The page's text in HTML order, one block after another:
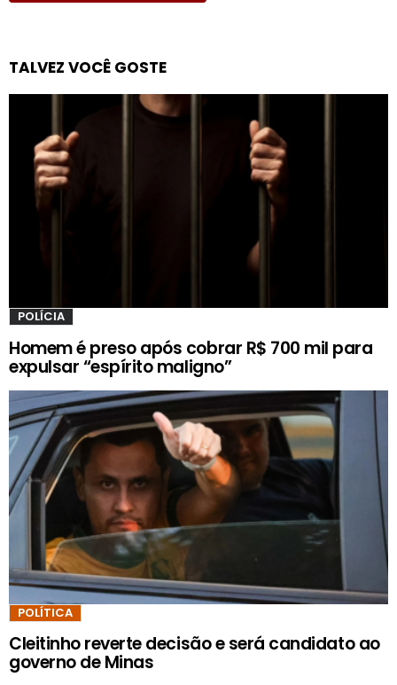
TALVEZ VOCÊ GOSTE
POLÍCIA
Homem é preso após cobrar R$ 700 mil para
expulsar “espírito maligno”
POLÍTICA
Cleitinho reverte decisão e será candidato ao
governo de Minas